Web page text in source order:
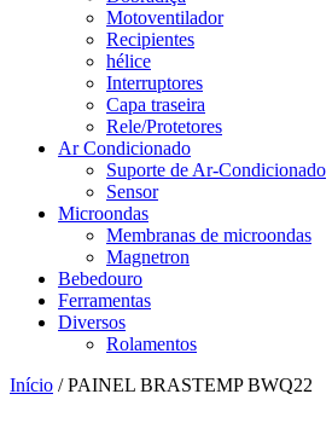
Motoventilador
Recipientes
hélice
Interruptores
Capa traseira
Rele/Protetores
Ar Condicionado
Suporte de Ar-Condicionado
Sensor
Microondas
Membranas de microondas
Magnetron
Bebedouro
Ferramentas
Diversos
Rolamentos
Início / PAINEL BRASTEMP BWQ22